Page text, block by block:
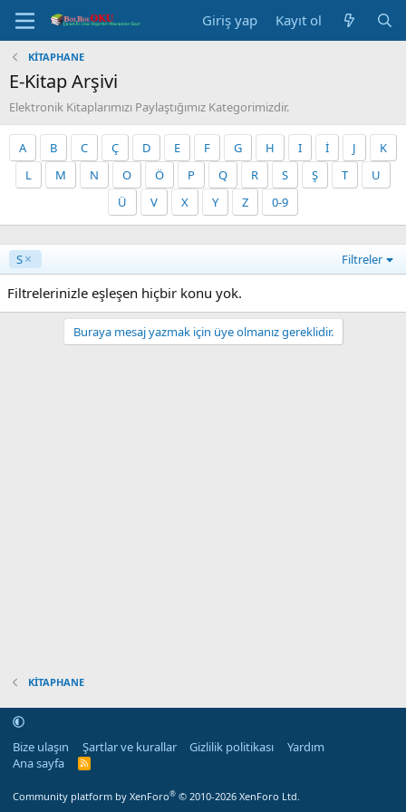
Giriş yap Kayıt ol
KİTAPHANE
E-Kitap Arşivi
Elektronik Kitaplarımızı Paylaştığımız Kategorimizdir.
A B C Ç D E F G H I İ J
K
L
M N O Ö P Q R S Ş T
U
Ü
V X Y Z 0-9
S Filtreler
Filtrelerinizle eşleşen hiçbir konu yok.
Buraya mesaj yazmak için üye olmanız gereklidir.
KİTAPHANE
Bize ulaşın Şartlar ve kurallar Gizlilik politikası
Yardım
Ana sayfa
R
Community platform by XenForo® © 2010-2026 XenForo Ltd.